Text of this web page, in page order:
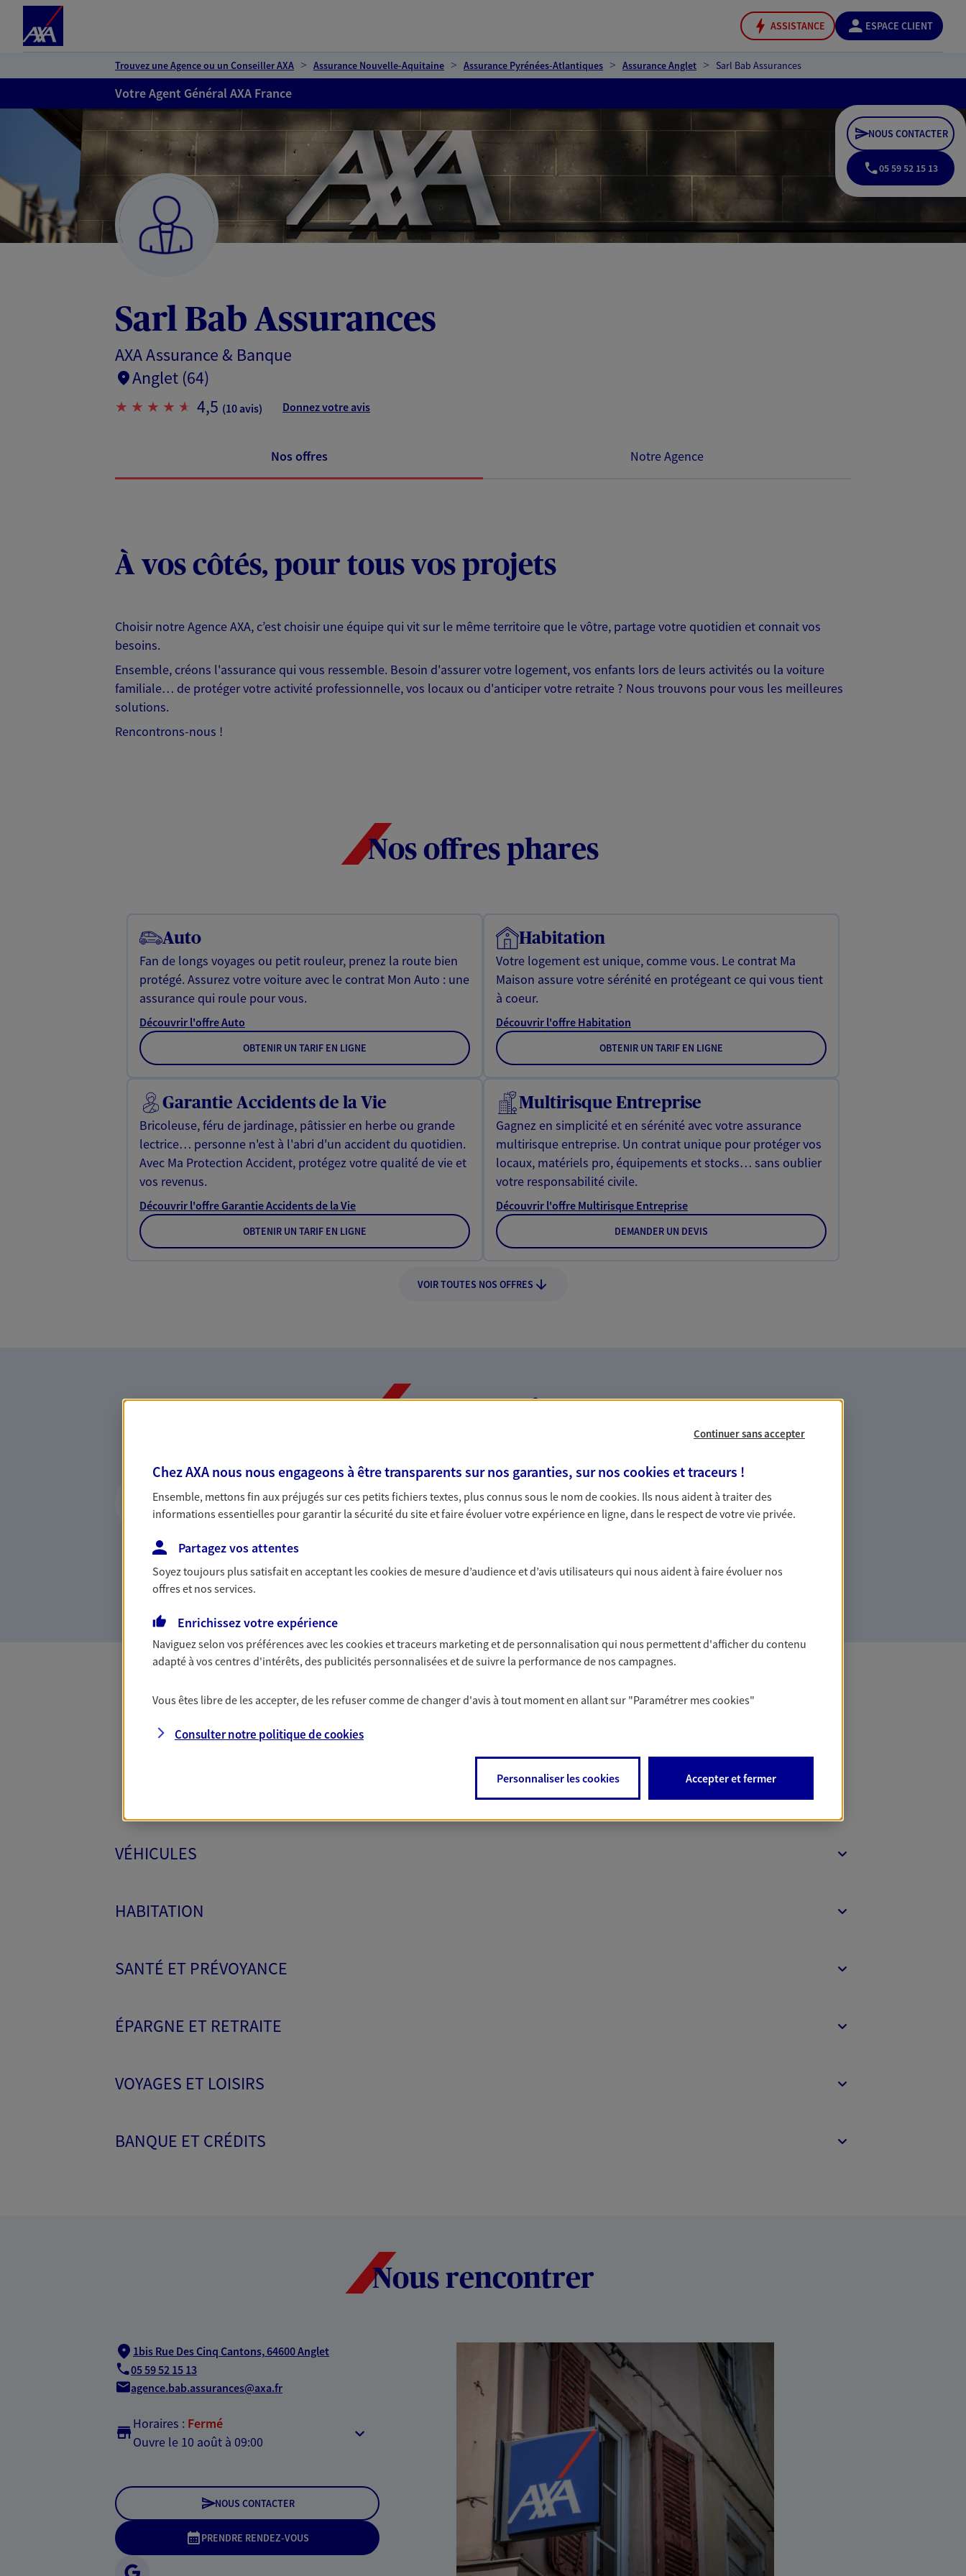
ASSISTANCE ESPACE CLIENT
Trouvez une Agence ou un Conseiller AXA Assurance Nouvelle-Aquitaine Assurance Pyrénées-Atlantiques Assurance Anglet Sarl Bab Assurances
Votre Agent Général AXA France
Sarl Bab Assurances
AXA Assurance & Banque
Anglet (64)
4,5 (10 avis) Donnez votre avis
NOUS CONTACTER
05 59 52 15 13
Nos offres Notre Agence
À vos côtés, pour tous vos projets
Choisir notre Agence AXA, c’est choisir une équipe qui vit sur le même territoire que le vôtre, partage votre quotidien et connait vos
besoins.
Ensemble, créons l'assurance qui vous ressemble. Besoin d'assurer votre logement, vos enfants lors de leurs activités ou la voiture
familiale… de protéger votre activité professionnelle, vos locaux ou d'anticiper votre retraite ? Nous trouvons pour vous les meilleures
solutions.
Rencontrons-nous !
Nos offres phares
Auto
Fan de longs voyages ou petit rouleur, prenez la route bien
protégé. Assurez votre voiture avec le contrat Mon Auto : une
assurance qui roule pour vous.
Découvrir l'offre Auto
OBTENIR UN TARIF EN LIGNE
Habitation
Votre logement est unique, comme vous. Le contrat Ma
Maison assure votre sérénité en protégeant ce qui vous tient
à coeur.
Découvrir l'offre Habitation
OBTENIR UN TARIF EN LIGNE
Garantie Accidents de la Vie
Bricoleuse, féru de jardinage, pâtissier en herbe ou grande
lectrice… personne n'est à l'abri d'un accident du quotidien.
Avec Ma Protection Accident, protégez votre qualité de vie et
vos revenus.
Découvrir l'offre Garantie Accidents de la Vie
OBTENIR UN TARIF EN LIGNE
Multirisque Entreprise
Gagnez en simplicité et en sérénité avec votre assurance
multirisque entreprise. Un contrat unique pour protéger vos
locaux, matériels pro, équipements et stocks… sans oublier
votre responsabilité civile.
Découvrir l'offre Multirisque Entreprise
DEMANDER UN DEVIS
VOIR TOUTES NOS OFFRES
Nos expertises
Vous accompagner dans la durée et la
confiance
votre vie, c'est ainsi que nous concevons notre métier : dans
la confiance et la proximité. C'est en apprenant à vous
connaître que nous proposons de meilleures solutions.
Accompagner les professionnels et les
entreprises
votre activité, vos collaborateurs... mais aussi vous-même et
Toutes nos offres Assurance & Banque
PRO & ENTREPRISES
VÉHICULES
HABITATION
SANTÉ ET PRÉVOYANCE
ÉPARGNE ET RETRAITE
VOYAGES ET LOISIRS
BANQUE ET CRÉDITS
Nous rencontrer
1bis Rue Des Cinq Cantons,64600 Anglet
05 59 52 15 13
agence.bab.assurances@axa.fr
Horaires : Fermé
Ouvre le 10 août à 09:00
NOUS CONTACTER
PRENDRE RENDEZ-VOUS
Continuer sans accepter
Chez AXA nous nous engageons à être transparents sur nos garanties, sur nos cookies et traceurs !
Ensemble, mettons fin aux préjugés sur ces petits fichiers textes, plus connus sous le nom decookies. Ils nous aident à traiter des
informations essentielles pour garantir la sécurité du site et faire évoluer votre expérience en ligne, dans le respect de votre vie privée.
Partagez vos attentes
Soyez toujours plus satisfait en acceptant lescookiesde mesure d’audience et d’avis utilisateurs qui nous aident à faire évoluer nos
offres et nos services.
Enrichissez votre expérience
Naviguez selon vos préférences avec lescookies et traceurs marketing et de personnalisation qui nous permettent d'afficher du contenu
adapté à vos centres d'intérêts, des publicités personnalisées et de suivre la performance de nos campagnes.
Vous êtes libre de les accepter, de les refuser comme de changer d'avis à tout moment en allant sur "Paramétrer mescookies"
Consulter notre politique decookies
Personnaliser les cookies Accepter et fermer